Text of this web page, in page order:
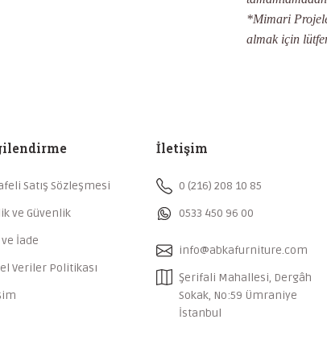
*Mimari
almak için
Satış Sözleşmesi
ve Güvenlik
İade
Veriler Politikası
İletişim
0 (216) 208 10 85
0533 450 96 00
info@abkafurniture.com
Şerifali Mahallesi, Dergâh
Sokak, No:59 Ümraniye
İstanbul